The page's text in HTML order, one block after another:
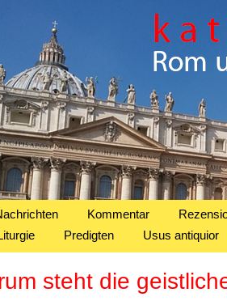
Kommentar
Predigten Usus antiquior
steht die